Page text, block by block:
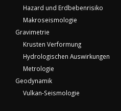
Hazard und Erdbebenrisiko
Makroseismologie
Gravimetrie
Krusten Verformung
Hydrologischen Auswirkungen
Metrologie
Geodynamik
Vulkan-Seismologie